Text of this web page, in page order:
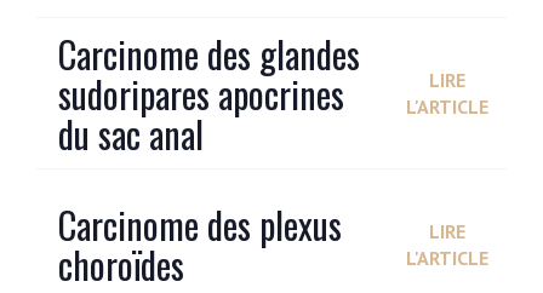
Carcinome des glandes
sudoripares apocrines
du sac anal
LIRE
L'ARTICLE
Carcinome des plexus
choroïdes
LIRE
L'ARTICLE